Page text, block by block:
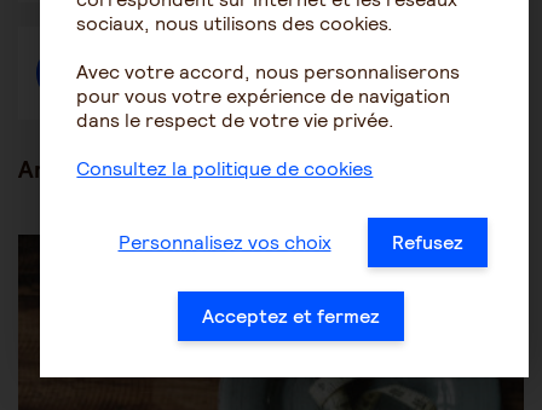
fenêtre fenêtre fenêtre
Créer une discussion à propos de l'article
Articles en lien
Les pathologies du vieillissement Autres pathologies
sociaux, nous utilisons des cookies.
Avec votre accord, nous personnaliserons
pour vous votre expérience de navigation
dans le respect de votre vie privée.
Consultez la politique de cookies
Personnalisez vos choix Refusez
Acceptez et fermez